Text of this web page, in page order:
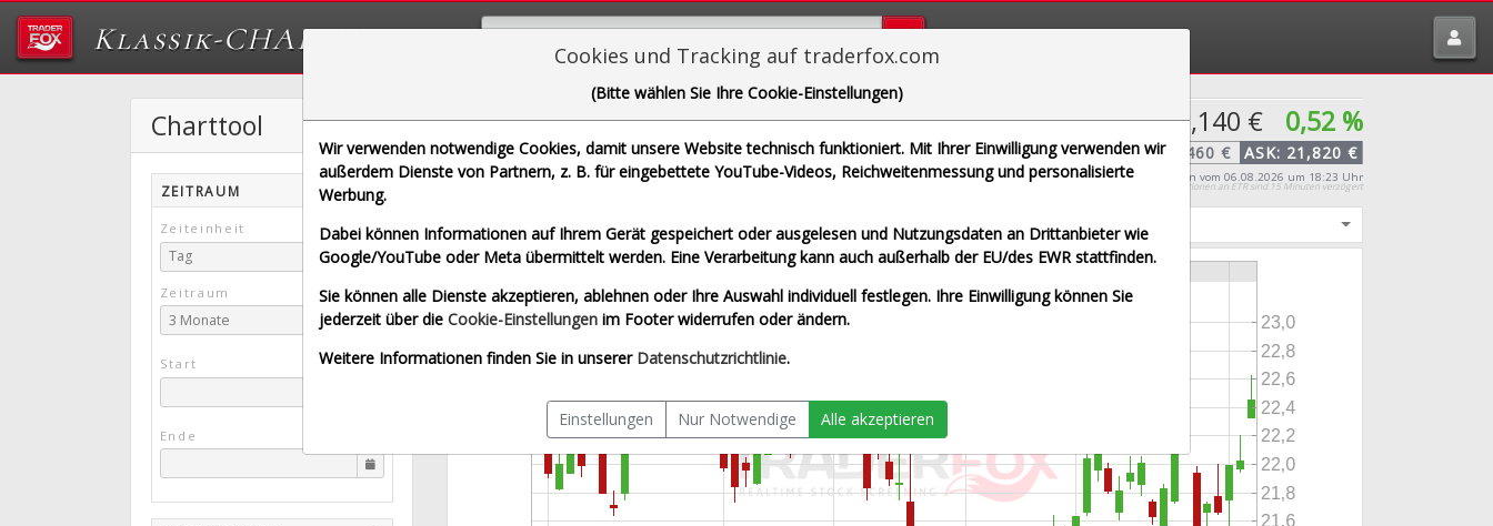
Klassik-CHARTTOOL
Pfizer Inc.
[PFE | WKN 852009 | ISIN US7170811035]
22,140 € 0,52 %
BID:22,460 € ASK: 21,820 €
Preis-Indikation vom 06.08.2026 um 18:23 Uhr
Kursinformationen an ETR sind 15 Minuten verzögert
Xetra Splitbereinigt
Charttool
ZEITRAUM
Zeiteinheit
Tag
Zeitraum
3 Monate
Start
Ende
Cookies und Tracking auf traderfox.com
(Bitte wählen Sie Ihre Cookie-Einstellungen)
Wir verwenden notwendige Cookies, damit unsere Website technisch funktioniert. Mit Ihrer Einwilligung verwenden wir
außerdem Dienste von Partnern, z. B. für eingebettete YouTube-Videos, Reichweitenmessung und personalisierte
Werbung.
Dabei können Informationen auf Ihrem Gerät gespeichert oder ausgelesen und Nutzungsdaten an Drittanbieter wie
Google/YouTube oder Meta übermittelt werden. Eine Verarbeitung kann auch außerhalb der EU/des EWR stattfinden.
Sie können alle Dienste akzeptieren, ablehnen oder Ihre Auswahl individuell festlegen. Ihre Einwilligung können Sie
jederzeit über die Cookie-Einstellungen im Footer widerrufen oder ändern.
Weitere Informationen finden Sie in unserer Datenschutzrichtlinie.
Einstellungen Nur Notwendige Alle akzeptieren